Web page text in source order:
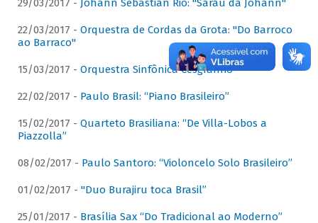
29/03/2017 - Johann Sebastian Rio: "Sarau da Johann"
22/03/2017 - Orquestra de Cordas da Grota: "Do Barroco
ao Barraco"
15/03/2017 - Orquestra Sinfônica Cesgranrio
22/02/2017 - Paulo Brasil: “Piano Brasileiro”
15/02/2017 - Quarteto Brasiliana: “De Villa-Lobos a
Piazzolla”
08/02/2017 - Paulo Santoro: “Violoncelo Solo Brasileiro”
01/02/2017 - "Duo Burajiru toca Brasil”
25/01/2017 - Brasília Sax “Do Tradicional ao Moderno”